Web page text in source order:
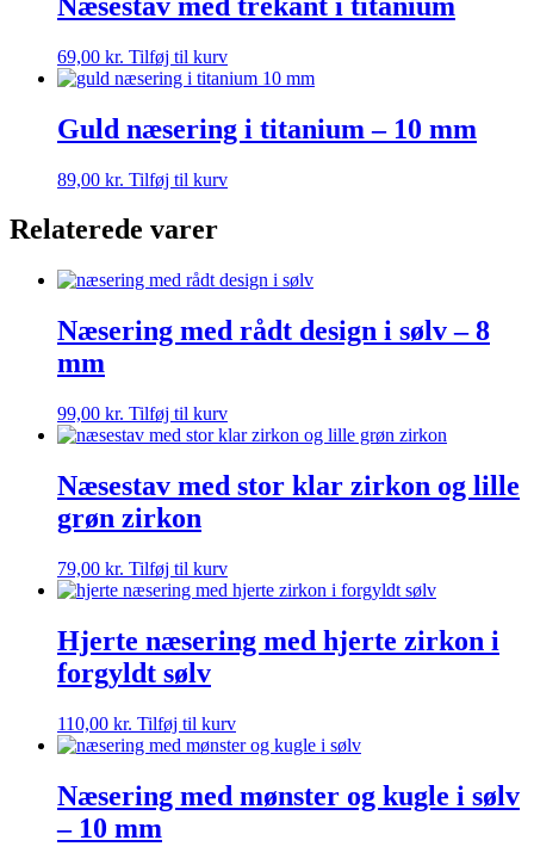
69,00 kr. Tilføj til kurv
Guld næsering i titanium – 10 mm
89,00 kr. Tilføj til kurv
Relaterede varer
Næsering med rådt design i sølv – 8
mm
99,00 kr. Tilføj til kurv
Næsestav med stor klar zirkon og lille
grøn zirkon
79,00 kr. Tilføj til kurv
Hjerte næsering med hjerte zirkon i
forgyldt sølv
110,00 kr. Tilføj til kurv
Næsering med mønster og kugle i sølv
– 10 mm